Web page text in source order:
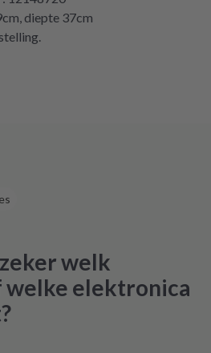
gibt! Werden wir
weiter empfehlen.
diepte 37cm
welk
welke elektronica